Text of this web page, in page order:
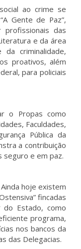
ao crime se
Gente de Paz”,
das
e da área
criminalidade,
proativos, além
para policiais
o Propas como
Faculdades,
Pública da
a contribuição
seguro e em paz.
hoje existem
fincadas
Estado, como
programa,
nos bancos da
das Delegacias.